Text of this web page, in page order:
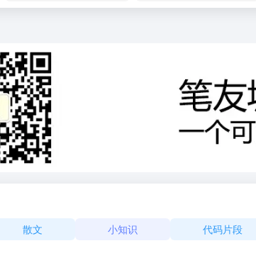
散文 小知识 代码片段